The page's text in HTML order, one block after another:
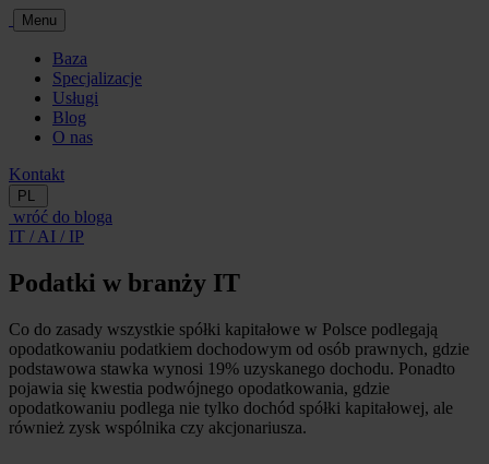
Menu
Baza
Specjalizacje
Usługi
Blog
O nas
Kontakt
PL
wróć do bloga
IT / AI / IP
Podatki w branży IT
Co do zasady wszystkie spółki kapitałowe w Polsce podlegają
opodatkowaniu podatkiem dochodowym od osób prawnych, gdzie
podstawowa stawka wynosi 19% uzyskanego dochodu. Ponadto
pojawia się kwestia podwójnego opodatkowania, gdzie
opodatkowaniu podlega nie tylko dochód spółki kapitałowej, ale
również zysk wspólnika czy akcjonariusza.